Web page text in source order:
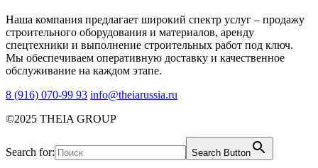
Наша компания предлагает широкий спектр услуг – продажу
строительного оборудования и материалов, аренду
спецтехники и выполнение строительных работ под ключ.
Мы обеспечиваем оперативную доставку и качественное
обслуживание на каждом этапе.
8 (916) 070-99 93 info@theiarussia.ru
©2025 THEIA GROUP
Search for: Search Button